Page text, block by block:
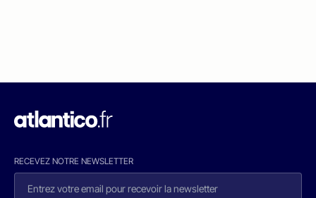
RECEVEZ NOTRE NEWSLETTER